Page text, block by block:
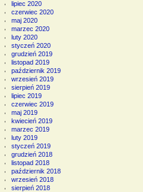
lipiec 2020
czerwiec 2020
maj 2020
marzec 2020
luty 2020
styczeń 2020
grudzień 2019
listopad 2019
październik 2019
wrzesień 2019
sierpień 2019
lipiec 2019
czerwiec 2019
maj 2019
kwiecień 2019
marzec 2019
luty 2019
styczeń 2019
grudzień 2018
listopad 2018
październik 2018
wrzesień 2018
sierpień 2018